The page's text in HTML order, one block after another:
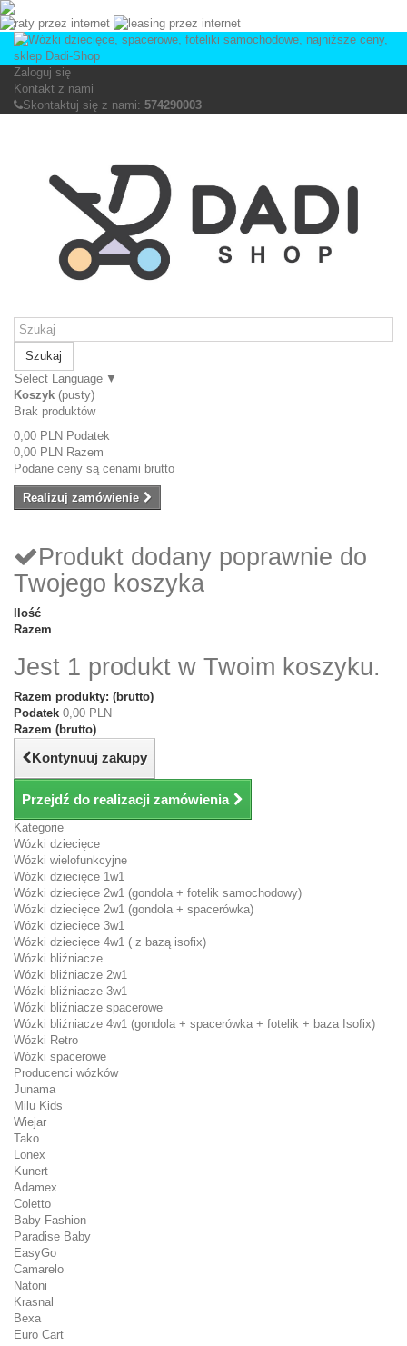
Zaloguj się
Kontakt z nami
Skontaktuj się z nami: 574290003
Szukaj
Select Language ▼
Koszyk (pusty)
Brak produktów
0,00 PLN Podatek
0,00 PLN Razem
Podane ceny są cenami brutto
Realizuj zamówienie
Produkt dodany poprawnie do
Twojego koszyka
Ilość
Razem
Jest 1 produkt w Twoim koszyku.
Razem produkty: (brutto)
Podatek 0,00 PLN
Razem (brutto)
Kontynuuj zakupy
Przejdź do realizacji zamówienia
Kategorie
Wózki dziecięce
Wózki wielofunkcyjne
Wózki dziecięce 1w1
Wózki dziecięce 2w1 (gondola + fotelik samochodowy)
Wózki dziecięce 2w1 (gondola + spacerówka)
Wózki dziecięce 3w1
Wózki dziecięce 4w1 ( z bazą isofix)
Wózki bliźniacze
Wózki bliźniacze 2w1
Wózki bliźniacze 3w1
Wózki bliźniacze spacerowe
Wózki bliźniacze 4w1 (gondola + spacerówka + fotelik + baza Isofix)
Wózki Retro
Wózki spacerowe
Producenci wózków
Junama
Milu Kids
Wiejar
Tako
Lonex
Kunert
Adamex
Coletto
Baby Fashion
Paradise Baby
EasyGo
Camarelo
Natoni
Krasnal
Bexa
Euro Cart